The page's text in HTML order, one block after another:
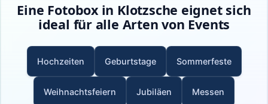
Eine Fotobox in Klotzsche eignet sich
ideal für alle Arten von Events
Hochzeiten Geburtstage Sommerfeste
Weihnachtsfeiern Jubiläen Messen